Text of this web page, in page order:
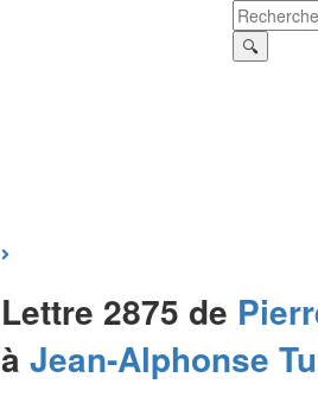
Lettre 2875 de
à Jean-Alphonse